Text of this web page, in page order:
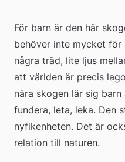
För barn är den här
behöver inte mycket
några träd, lite ljus
att världen är precis
nära skogen lär sig
fundera, leta, leka. Den
nyfikenheten. Det är
relation till naturen.